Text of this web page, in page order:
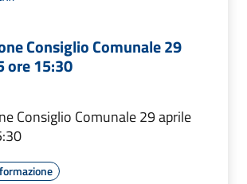
Consiglio Comunale 29
ore 15:30
Consiglio Comunale 29 aprile